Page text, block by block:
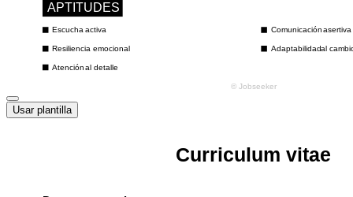
Usar plantilla